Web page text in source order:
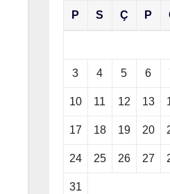
P S Ç P
3 4 5 6
10 11 12 13
17 18 19 20
24 25 26 27
31